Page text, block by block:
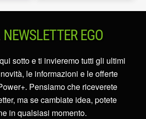
NEWSLETTER EGO
sotto e ti invieremo tutti gli ultimi
le informazioni e le offerte
Pensiamo che riceverete
ma se cambiate idea, potete
in qualsiasi momento.